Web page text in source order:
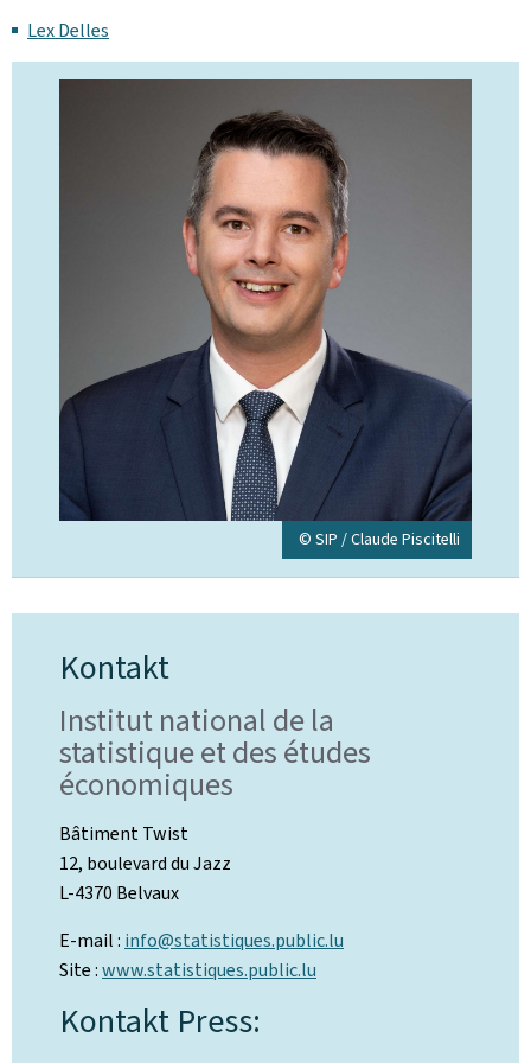
Lex Delles
© SIP / Claude Piscitelli
Kontakt
Institut national de la
statistique et des études
économiques
Bâtiment Twist
12, boulevard du Jazz
L-4370 Belvaux
E-mail : info@statistiques.public.lu
Site :www.statistiques.public.lu
Kontakt Press: